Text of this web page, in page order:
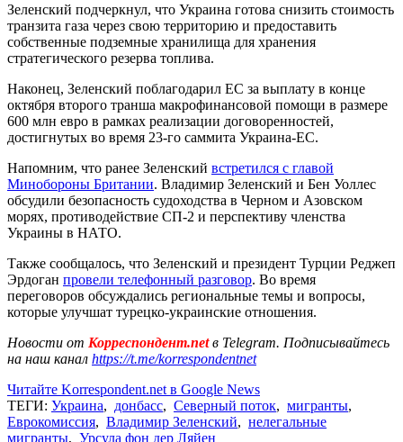
Зеленский подчеркнул, что Украина готова снизить стоимость
транзита газа через свою территорию и предоставить
собственные подземные хранилища для хранения
стратегического резерва топлива.
Наконец, Зеленский поблагодарил ЕС за выплату в конце
октября второго транша макрофинансовой помощи в размере
600 млн евро в рамках реализации договоренностей,
достигнутых во время 23-го саммита Украина-ЕС.
Напомним, что ранее Зеленский встретился с главой
Минобороны Британии. Владимир Зеленский и Бен Уоллес
обсудили безопасность судоходства в Черном и Азовском
морях, противодействие СП-2 и перспективу членства
Украины в НАТО.
Также сообщалось, что Зеленский и президент Турции Реджеп
Эрдоган провели телефонный разговор. Во время
переговоров обсуждались региональные темы и вопросы,
которые улучшат турецко-украинские отношения.
Новости от Корреспондент.netв Telegram. Подписывайтесь
на наш канал https://t.me/korrespondentnet
Читайте Korrespondent.net в Google News
ТЕГИ: Украина, донбасс, Северный поток, мигранты,
Еврокомиссия, Владимир Зеленский, нелегальные
мигранты, Урсула фон дер Ляйен